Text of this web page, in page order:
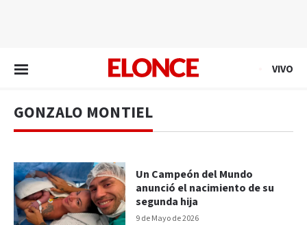
VIVO
GONZALO MONTIEL
9 de Mayo de 2026
Un Campeón del Mundo
anunció el nacimiento de su
segunda hija